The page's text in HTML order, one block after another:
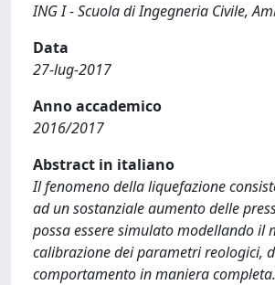
ING I - Scuola di Ingegneria Civile,
Data
27-lug-2017
Anno accademico
2016/2017
Abstract in italiano
Il fenomeno della liquefazione
ad un sostanziale aumento delle
possa essere simulato modellando il
calibrazione dei parametri reologici,
comportamento in maniera